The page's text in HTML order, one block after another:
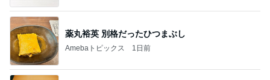
薬丸裕英 別格だったひつまぶし
Amebaトピックス 1日前